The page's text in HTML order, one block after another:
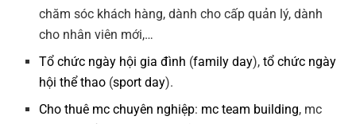
chăm sóc khách hàng, dành cho cấp quản lý, dành
cho nhân viên mới,…
Tổ chức ngày hội gia đình (family day),tổ chức ngày
hội thể thao (sport day).
Cho thuê mc chuyên nghiệp: mc team building, mc